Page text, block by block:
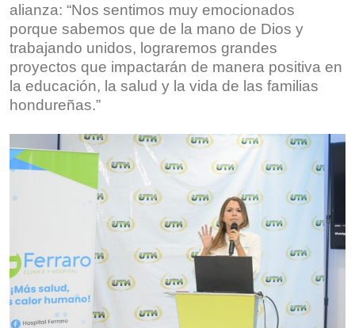
alianza: “Nos sentimos muy emocionados
porque sabemos que de la mano de Dios y
trabajando unidos, lograremos grandes
proyectos que impactarán de manera positiva en
la educación, la salud y la vida de las familias
hondureñas.”